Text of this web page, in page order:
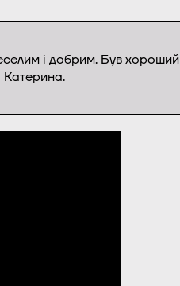
і добрим. Був хороший
Катерина.